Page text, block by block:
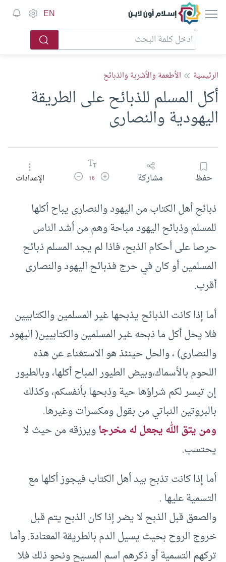
إسلام أون لاين EN
الرئيسية الأطعمة والأشربة والذبائح
أكل المسلم للذبائح على الطريقة
اليهودية والنصارى
حفظ مشاركة زيادة حجم الخط
16 تقليل حجم الخطالإعدادات
ذبائح أهل الكتاب من اليهود والنصارى يباح أكلها
للمسلم وذبائح اليهود مباحة وهم من أشد الناس
حرصا على أحكام الذبح، فاذا لم يجد المسلم ذبائح
المسلمين أو كان في حرج فذبائح اليهود والنصارى
أقرب.
أما إذا كانت الذبائح يذبحها غير المسلمين والكتابيين
فلا يحل أكل ما ذبحه غير المسلمين والكتابيين( اليهود
والنصارى) ، والحل حينئذ هو الاستغناء عن هذه
اللحوم بالأسماك،وبيض الطيور المباح أكلها، وبالطيور
إن تيسر لكم شراؤها حية وذبحها بأنفسكم، وكذلك
بالبروتين النباتي من بقول ومكسرات وغيرها.
ومن يتق الله يجعل له مخرجاويرزقه من حيث لا
يحتسب.
أما إذا كانت تذبح بيد أهل الكتاب فيجوز أكلها مع
التسمية عليها .
والصعق قبل الذبح لا يضر إذا كان الذبح يتم قبل
خروج الروح بحيث يسيل الدم بالطريقة المعتادة. وأما
تركهم التسمية أو ذكرهم اسم المسيح ونحو ذلك فلا